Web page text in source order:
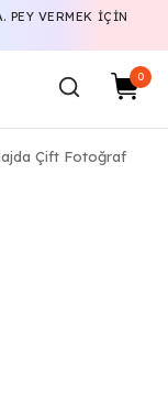
PEY VERMEK IÇIN
0
Çift Fotoğraf